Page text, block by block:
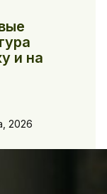
и на
2026